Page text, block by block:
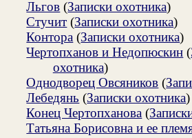
Льгов (Записки охотника)
Стучит (Записки охотника)
Контора (Записки охотника)
Чертопханов и Недопюскин (
охотника)
Однодворец Овсяников (
Лебедянь (Записки охотника)
Конец Чертопханова (
Татьяна Борисовна и ее